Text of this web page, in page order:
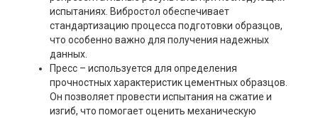
испытаниях. Вибростол обеспечивает
стандартизацию процесса подготовки образцов,
что особенно важно для получения надежных
данных.
Пресс – используется для определения
прочностных характеристик цементных образцов.
Он позволяет провести испытания на сжатие и
изгиб, что помогает оценить механическую